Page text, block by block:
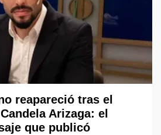
reapareció tras el
Arizaga: el
que publicó